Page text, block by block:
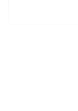
2026年世界杯
“任何比赛，